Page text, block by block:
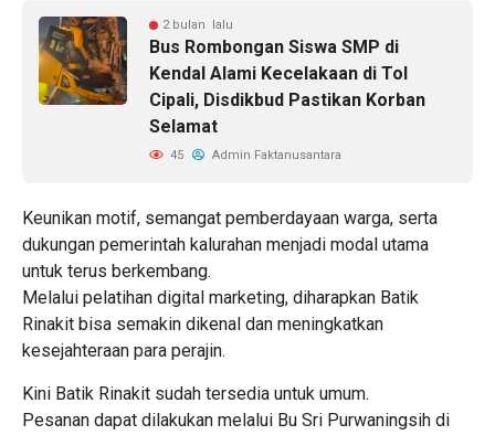
2 bulan lalu
Bus Rombongan Siswa SMP di
Kendal Alami Kecelakaan di Tol
Cipali, Disdikbud Pastikan Korban
Selamat
45 Admin Faktanusantara
Keunikan motif, semangat pemberdayaan warga, serta
dukungan pemerintah kalurahan menjadi modal utama
untuk terus berkembang.
Melalui pelatihan digital marketing, diharapkan Batik
Rinakit bisa semakin dikenal dan meningkatkan
kesejahteraan para perajin.
Kini Batik Rinakit sudah tersedia untuk umum.
Pesanan dapat dilakukan melalui Bu Sri Purwaningsih di